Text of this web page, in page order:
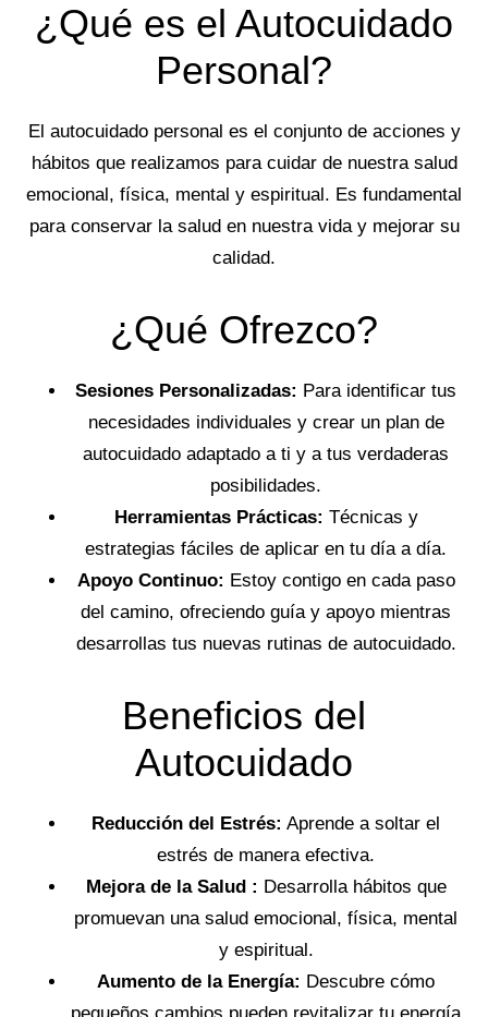
¿Qué es el Autocuidado
Personal?
El autocuidado personal es el conjunto de acciones y
hábitos que realizamos para cuidar de nuestra salud
emocional, física, mental y espiritual. Es fundamental
para conservar la salud en nuestra vida y mejorar su
calidad.
¿Qué Ofrezco?
Sesiones Personalizadas: Para identificar tus
necesidades individuales y crear un plan de
autocuidado adaptado a ti y a tus verdaderas
posibilidades.
Herramientas Prácticas: Técnicas y
estrategias fáciles de aplicar en tu día a día.
Apoyo Continuo: Estoy contigo en cada paso
del camino, ofreciendo guía y apoyo mientras
desarrollas tus nuevas rutinas de autocuidado.
Beneficios del
Autocuidado
Reducción del Estrés: Aprende a soltar el
estrés de manera efectiva.
Mejora de la Salud : Desarrolla hábitos que
promuevan una salud emocional, física, mental
y espiritual.
Aumento de la Energía: Descubre cómo